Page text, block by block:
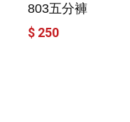
803五分褲
$ 250